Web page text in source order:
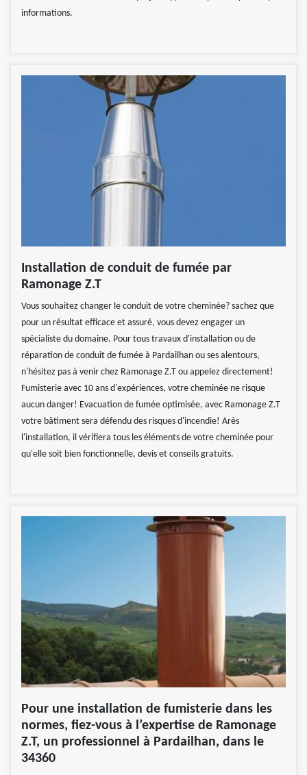
informations.
Installation de conduit de fumée par
Ramonage Z.T
Vous souhaitez changer le conduit de votre cheminée? sachez que
pour un résultat efficace et assuré, vous devez engager un
spécialiste du domaine. Pour tous travaux d'installation ou de
réparation de conduit de fumée à Pardailhan ou ses alentours,
n'hésitez pas à venir chez Ramonage Z.T ou appelez directement!
Fumisterie avec 10 ans d'expériences, votre cheminée ne risque
aucun danger! Evacuation de fumée optimisée, avec Ramonage Z.T
votre bâtiment sera défendu des risques d'incendie! Arès
l'installation, il vérifiera tous les éléments de votre cheminée pour
qu'elle soit bien fonctionnelle, devis et conseils gratuits.
Pour une installation de fumisterie dans les
normes, fiez-vous à l’expertise de Ramonage
Z.T, un professionnel à Pardailhan, dans le
34360